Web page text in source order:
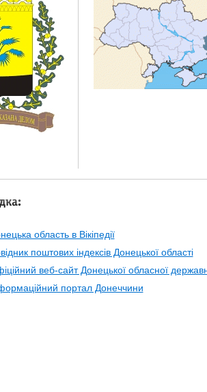
область в Вікіпедії
поштових індексів Донецької області
веб-сайт Донецької обласної
портал Донеччини